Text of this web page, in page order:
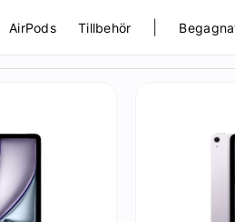
AirPods Tillbehör